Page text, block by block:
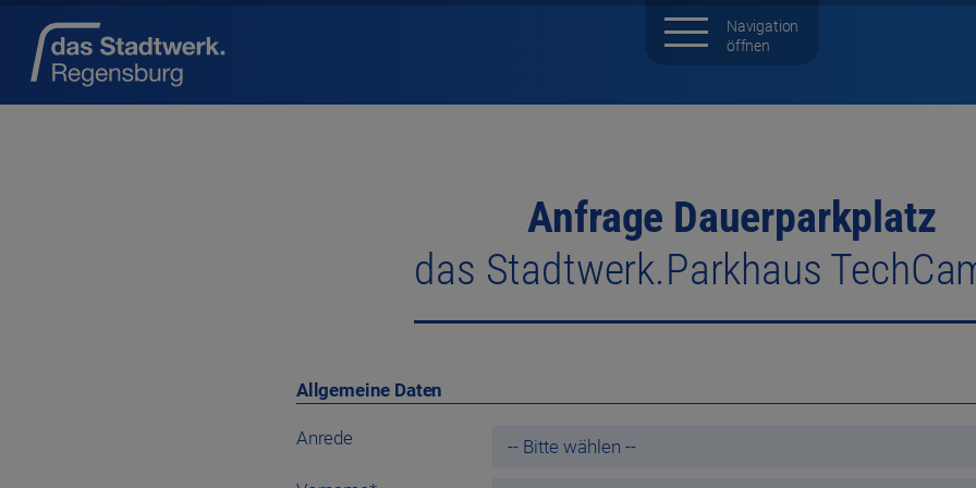
Anfrage Dauerparkplatz
das Stadtwerk.Parkhaus
Allgemeine Daten
Anrede